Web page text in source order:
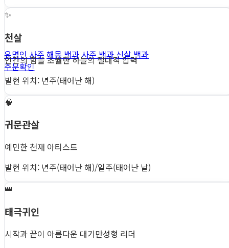
유명인 사주 해몽 백과사주 백과신살 백과
주문확인
✨
천살
인간의 힘을 초월한 하늘의 절대적 압력
발현 위치: 년주(태어난 해)
🧠
귀문관살
예민한 천재 아티스트
발현 위치: 년주(태어난 해)/일주(태어난 날)
👑
태극귀인
시작과 끝이 아름다운 대기만성형 리더